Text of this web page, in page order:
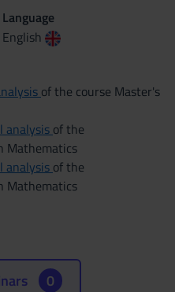
Language
English
of the course Master's
analysis of the
Mathematics
analysis of the
Mathematics
0